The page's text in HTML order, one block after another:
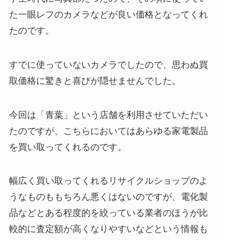
た一眼レフのカメラなどが良い価格となってくれ
たのです。
すでに使っていないカメラでしたので、思わぬ買
取価格に驚きと喜びが隠せませんでした。
今回は「青葉」という店舗を利用させていただい
たのですが、こちらにおいてはあらゆる家電製品
を買い取ってくれるのです。
幅広く買い取ってくれるリサイクルショップのよ
うなものももちろん悪くはないのですが、電化製
品などとある程度的を絞っている業者のほうが比
較的に査定額が高くなりやすいなどという情報も